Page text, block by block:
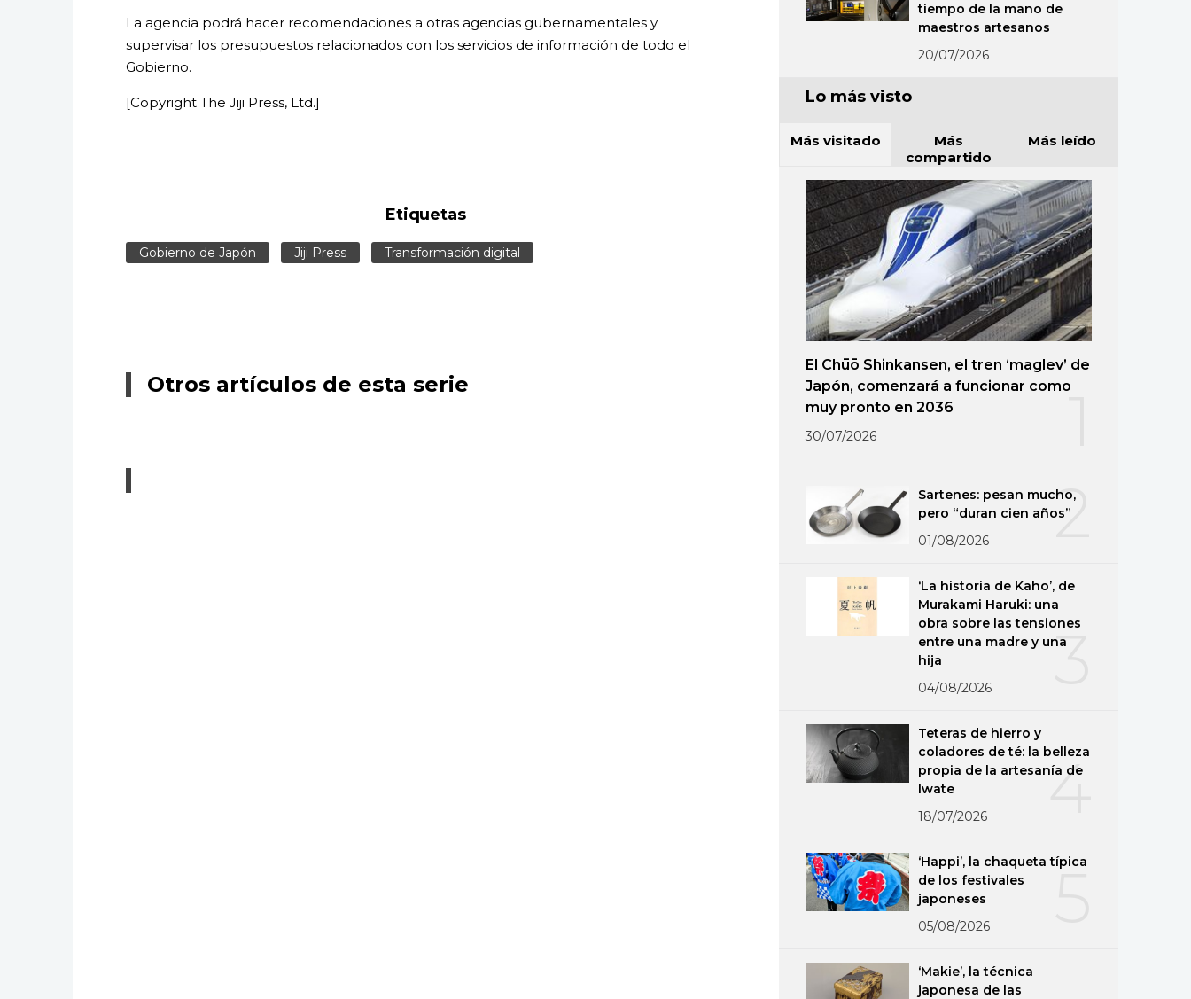
La agencia podrá hacer recomendaciones a otras agencias gubernamentales y
supervisar los presupuestos relacionados con los servicios de información de todo el
Gobierno.
[Copyright The Jiji Press, Ltd.]
Etiquetas
Gobierno de Japón Jiji Press Transformación digital
Otros artículos de esta serie
tiempo de la mano de
maestros artesanos
20/07/2026
Lo más visto
Más visitado
Más
compartido
Más leído
El Chūō Shinkansen, el tren ‘maglev’ de
Japón, comenzará a funcionar como
muy pronto en 2036
30/07/2026
2
Sartenes: pesan mucho,
pero “duran cien años”
01/08/2026
3
‘La historia de Kaho’, de
Murakami Haruki: una
obra sobre las tensiones
entre una madre y una
hija
04/08/2026
4
Teteras de hierro y
coladores de té: la belleza
propia de la artesanía de
Iwate
18/07/2026
5
‘Happi’, la chaqueta típica
de los festivales
japoneses
05/08/2026
‘Makie’, la técnica
japonesa de las